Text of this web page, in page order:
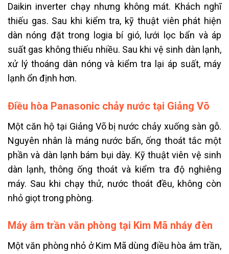
Daikin inverter chạy nhưng không mát. Khách nghĩ
thiếu gas. Sau khi kiểm tra, kỹ thuật viên phát hiện
dàn nóng đặt trong logia bí gió, lưới lọc bẩn và áp
suất gas không thiếu nhiều. Sau khi vệ sinh dàn lạnh,
xử lý thoáng dàn nóng và kiểm tra lại áp suất, máy
lạnh ổn định hơn.
Điều hòa Panasonic chảy nước tại Giảng Võ
Một căn hộ tại Giảng Võ bị nước chảy xuống sàn gỗ.
Nguyên nhân là máng nước bẩn, ống thoát tắc một
phần và dàn lạnh bám bụi dày. Kỹ thuật viên vệ sinh
dàn lạnh, thông ống thoát và kiểm tra độ nghiêng
máy. Sau khi chạy thử, nước thoát đều, không còn
nhỏ giọt trong phòng.
Máy âm trần văn phòng tại Kim Mã nháy đèn
Một văn phòng nhỏ ở Kim Mã dùng điều hòa âm trần,